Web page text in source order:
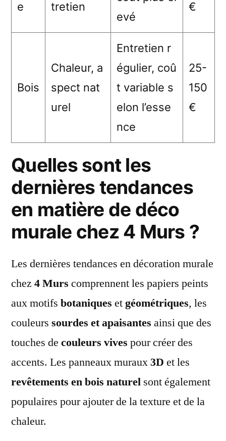
e tretien
evé
€
Bois
Chaleur, a
spect nat
urel
Entretien r
égulier, coû
t variable s
elon l’esse
nce
25-
150
€
Quelles sont les
dernières tendances
en matière de déco
murale chez 4 Murs ?
Les dernières tendances en décoration murale
chez 4 Murs comprennent les papiers peints
aux motifs botaniques etgéométriques, les
couleurs sourdes et apaisantes ainsi que des
touches de couleurs vives pour créer des
accents. Les panneaux muraux3D et les
revêtements en bois naturel sont également
populaires pour ajouter de la texture et de la
chaleur.